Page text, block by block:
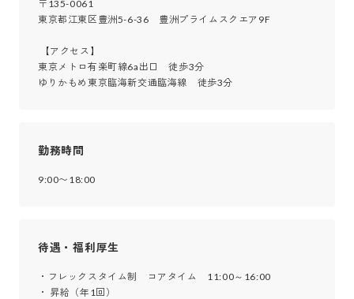
〒135-0061
東京都江東区豊洲5-6-36　豊洲プライムスクエア9F
東京メトロ有楽町線6a出口　徒歩3分
ゆりかもめ東京臨海新交通臨海線　徒歩3分
勤務時間
9:00〜18:00
待遇・福利厚生
・フレックスタイム制　コアタイム　11:00～16:00
・ 昇給（年1回）